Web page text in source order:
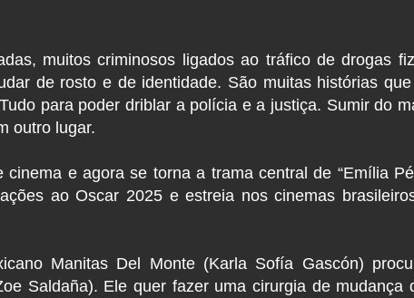
muitos criminosos ligados ao tráfico de drogas
de rosto e de identidade. São muitas histórias
para poder driblar a polícia e a justiça. Sumir do
outro lugar.
cinema e agora se torna a trama central de “Emília
ao Oscar 2025 e estreia nos cinemas
Manitas Del Monte (Karla Sofía Gascón)
Saldaña). Ele quer fazer uma cirurgia de mudança